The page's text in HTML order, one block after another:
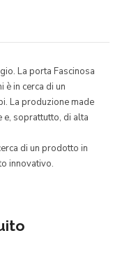
La porta Fascinosa
è in cerca di un
La produzione made
soprattutto, di alta
di un prodotto in
innovativo.